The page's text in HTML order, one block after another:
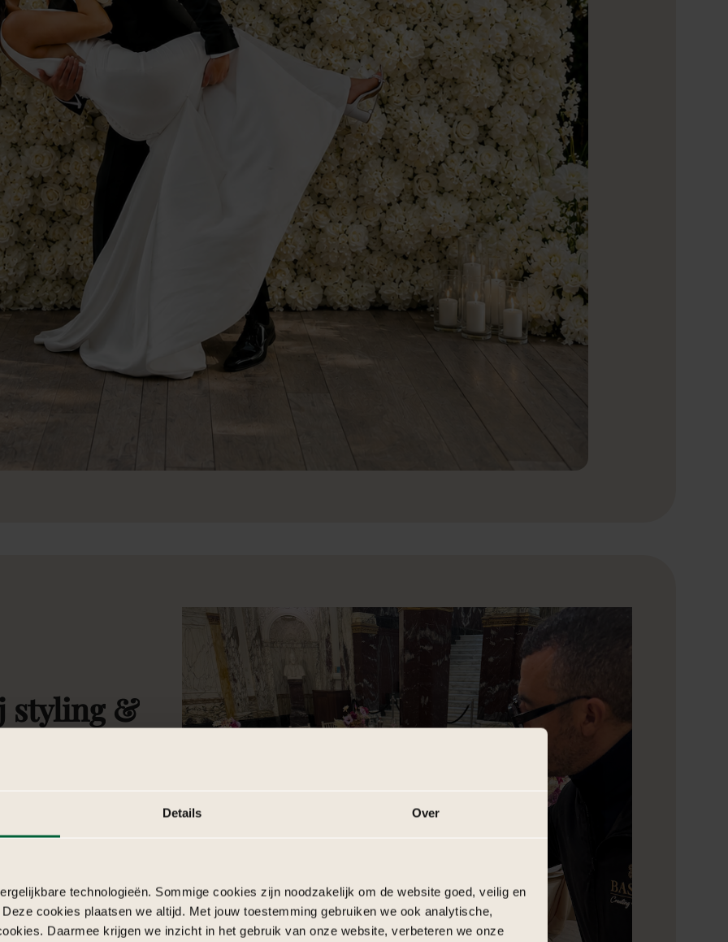
Details Over
technologieën. Sommige cookies zijn noodzakelijk om de website goed, veilig en
cookies plaatsen we altijd. Met jouw toestemming gebruiken we ook analytische,
Daarmee krijgen we inzicht in het gebruik van onze website, verbeteren we onze
styling &
jullie trouwdag wordt
voor samenhang tussen
van de locatie.
Denk aan een warm
en details die
alle elementen op elkaar zijn
sfeer, emotie en